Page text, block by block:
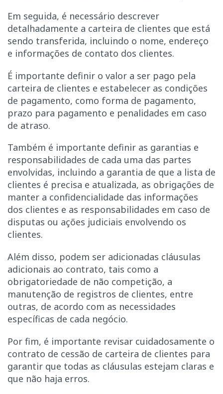
Em seguida, é necessário descrever
detalhadamente a carteira de clientes que está
sendo transferida, incluindo o nome, endereço
e informações de contato dos clientes.
É importante definir o valor a ser pago pela
carteira de clientes e estabelecer as condições
de pagamento, como forma de pagamento,
prazo para pagamento e penalidades em caso
de atraso.
Também é importante definir as garantias e
responsabilidades de cada uma das partes
envolvidas, incluindo a garantia de que a lista de
clientes é precisa e atualizada, as obrigações de
manter a confidencialidade das informações
dos clientes e as responsabilidades em caso de
disputas ou ações judiciais envolvendo os
clientes.
Além disso, podem ser adicionadas cláusulas
adicionais ao contrato, tais como a
obrigatoriedade de não competição, a
manutenção de registros de clientes, entre
outras, de acordo com as necessidades
específicas de cada negócio.
Por fim, é importante revisar cuidadosamente o
contrato de cessão de carteira de clientes para
garantir que todas as cláusulas estejam claras e
que não haja erros.